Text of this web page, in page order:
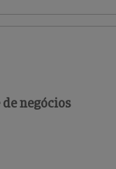
negócios